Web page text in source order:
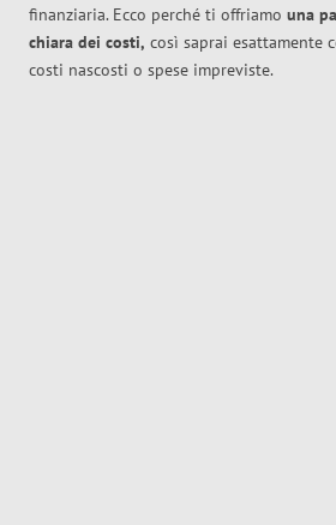
finanziaria. Ecco perché ti offriamo una
chiara dei costi, così saprai esattamente
costi nascosti o spese impreviste.